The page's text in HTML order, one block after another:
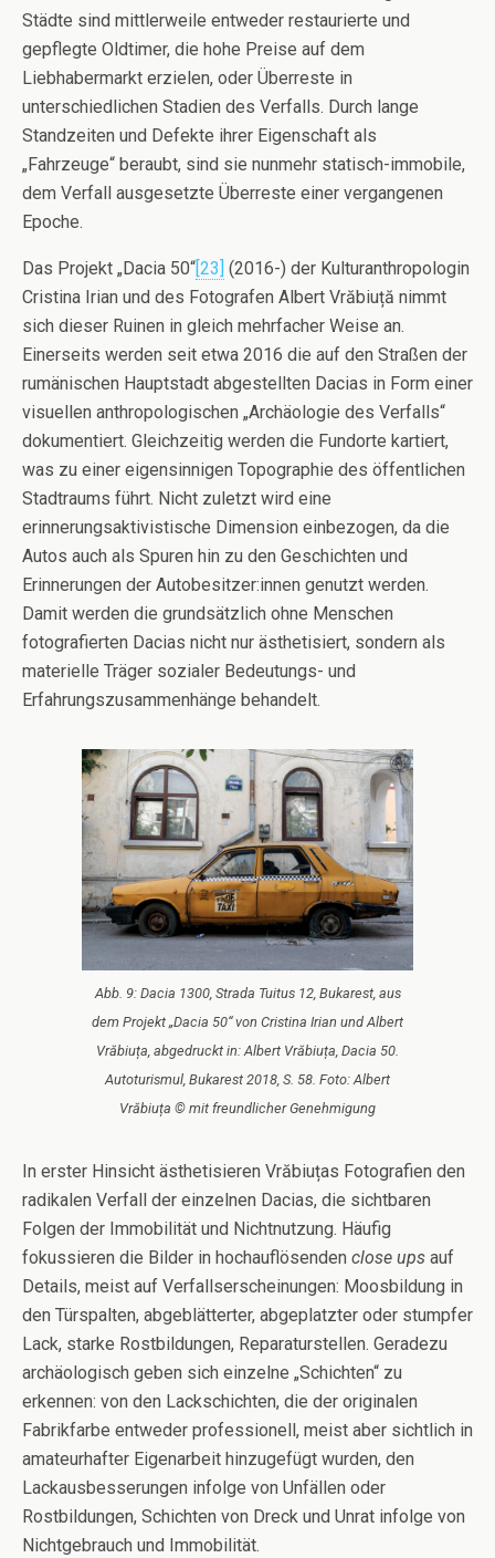
Städte sind mittlerweile entweder restaurierte und
gepflegte Oldtimer, die hohe Preise auf dem
Liebhabermarkt erzielen, oder Überreste in
unterschiedlichen Stadien des Verfalls. Durch lange
Standzeiten und Defekte ihrer Eigenschaft als
„Fahrzeuge“ beraubt, sind sie nunmehr statisch-immobile,
dem Verfall ausgesetzte Überreste einer vergangenen
Epoche.
Das Projekt „Dacia 50“ [23] (2016-) der Kulturanthropologin
Cristina Irian und des Fotografen Albert Vrăbiuță nimmt
sich dieser Ruinen in gleich mehrfacher Weise an.
Einerseits werden seit etwa 2016 die auf den Straßen der
rumänischen Hauptstadt abgestellten Dacias in Form einer
visuellen anthropologischen „Archäologie des Verfalls“
dokumentiert. Gleichzeitig werden die Fundorte kartiert,
was zu einer eigensinnigen Topographie des öffentlichen
Stadtraums führt. Nicht zuletzt wird eine
erinnerungsaktivistische Dimension einbezogen, da die
Autos auch als Spuren hin zu den Geschichten und
Erinnerungen der Autobesitzer:innen genutzt werden.
Damit werden die grundsätzlich ohne Menschen
fotografierten Dacias nicht nur ästhetisiert, sondern als
materielle Träger sozialer Bedeutungs- und
Erfahrungszusammenhänge behandelt.
Abb. 9: Dacia 1300, Strada Tuitus 12, Bukarest, aus
dem Projekt „Dacia 50“ von Cristina Irian und Albert
Vrăbiuța, abgedruckt in: Albert Vrăbiuța, Dacia 50.
Autoturismul, Bukarest 2018, S. 58. Foto: Albert
Vrăbiuța © mit freundlicher Genehmigung
In erster Hinsicht ästhetisieren Vrăbiuțas Fotografien den
radikalen Verfall der einzelnen Dacias, die sichtbaren
Folgen der Immobilität und Nichtnutzung. Häufig
fokussieren die Bilder in hochauflösenden close ups auf
Details, meist auf Verfallserscheinungen: Moosbildung in
den Türspalten, abgeblätterter, abgeplatzter oder stumpfer
Lack, starke Rostbildungen, Reparaturstellen. Geradezu
archäologisch geben sich einzelne „Schichten“ zu
erkennen: von den Lackschichten, die der originalen
Fabrikfarbe entweder professionell, meist aber sichtlich in
amateurhafter Eigenarbeit hinzugefügt wurden, den
Lackausbesserungen infolge von Unfällen oder
Rostbildungen, Schichten von Dreck und Unrat infolge von
Nichtgebrauch und Immobilität.